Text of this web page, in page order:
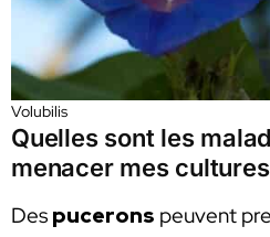
Volubilis
Quelles sont les
menacer mes
Des pucerons peuvent